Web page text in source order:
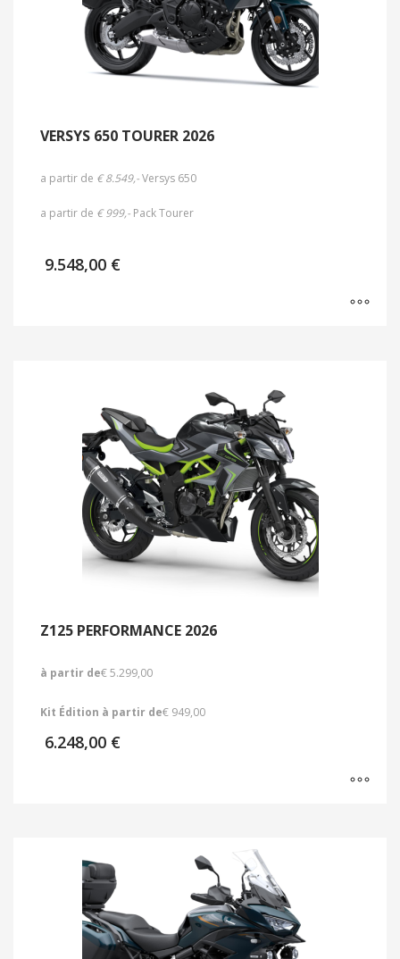
VERSYS 650 TOURER 2026
a partir de € 8.549,-Versys 650
a partir de € 999,- Pack Tourer
9.548,00 €
Z125 PERFORMANCE 2026
à partir de€ 5.299,00
Kit Édition à partir de€ 949,00
6.248,00 €